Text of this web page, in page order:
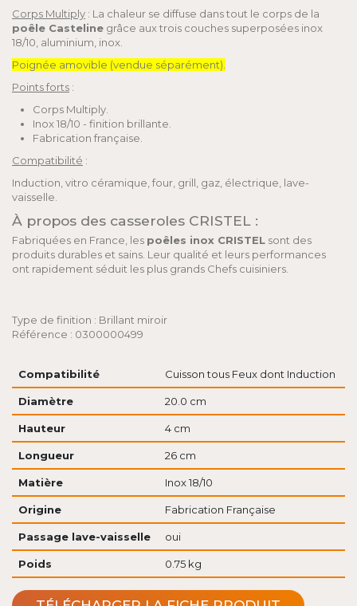
Corps Multiply : La chaleur se diffuse dans tout le corps de la
poêle Casteline grâce aux trois couches superposées inox
18/10, aluminium, inox.
Poignée amovible (vendue séparément).
Points forts :
Corps Multiply.
Inox 18/10 - finition brillante.
Fabrication française.
Compatibilité :
Induction, vitro céramique, four, grill, gaz, électrique, lave-
vaisselle.
À propos des casseroles CRISTEL :
Fabriquées en France, les poêles inox CRISTEL sont des
produits durables et sains. Leur qualité et leurs performances
ont rapidement séduit les plus grands Chefs cuisiniers.
Type de finition : Brillant miroir
Référence : 0300000499
Compatibilité Cuisson tous Feux dont Induction
Diamètre 20.0 cm
Hauteur 4 cm
Longueur 26 cm
Matière Inox 18/10
Origine Fabrication Française
Passage lave-vaisselle oui
Poids 0.75 kg